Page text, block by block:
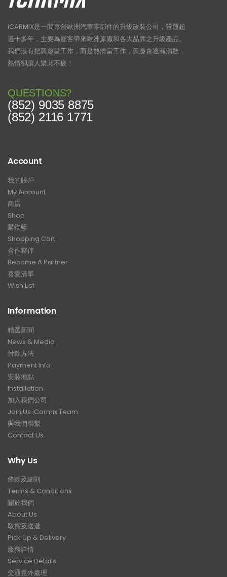
iCARMIX是一間專營歐洲汽車零部件的升級改裝公司，營運超
過十多年，主要為顧客帶來歐洲原廠和各大品牌之升級產品。
我們沒有把興趣當工作，而是熱情當工作，興趣會逐漸消散，
熱情卻讓人樂此不疲！
QUESTIONS?
(852) 9035 8875
(852) 2116 1771
Account
我的賬戶
My Account
商店
Shop
購物籃
Shopping Cart
合作夥伴
Become A Partner
喜愛清單
Wish List
Information
精選新聞
News & Media
付款方法
Payment Info
安裝地點
Installation
加入我們公司
Join Us iCarmix Team
與我們聯繫
Contact Us
Why Us
條款及細則
Terms & Conditions
關於我們
About Us
取貨及送遞
Pick Up & Delivery
服務詳情
Service Details
交通意外處理